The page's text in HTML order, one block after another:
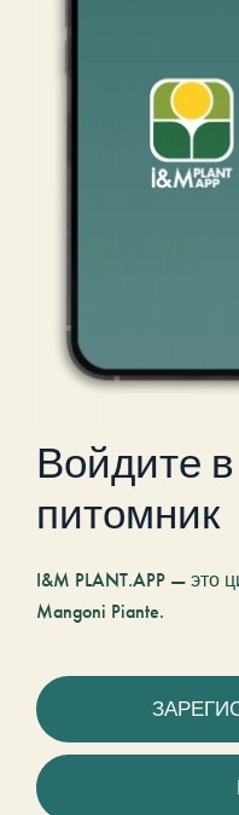
Войдите
питомник
I&M PLANT.APP — это
Mangoni Piante.